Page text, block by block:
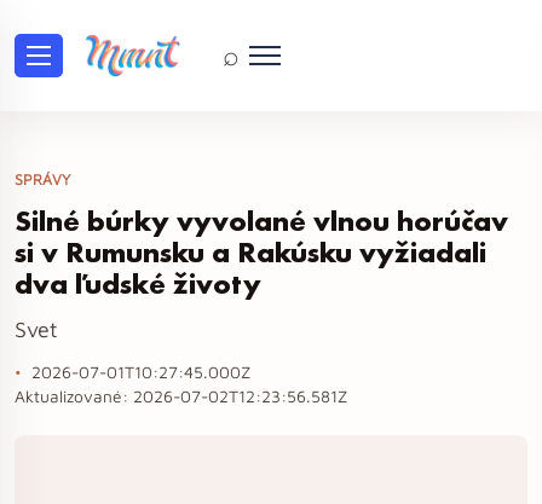
⌕
SPRÁVY
Silné búrky vyvolané vlnou horúčav
si v Rumunsku a Rakúsku vyžiadali
dva ľudské životy
Svet
2026-07-01T10:27:45.000Z
Aktualizované: 2026-07-02T12:23:56.581Z